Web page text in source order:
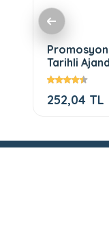
Promosyon
Tarihli
(15x21)910
252,04 TL